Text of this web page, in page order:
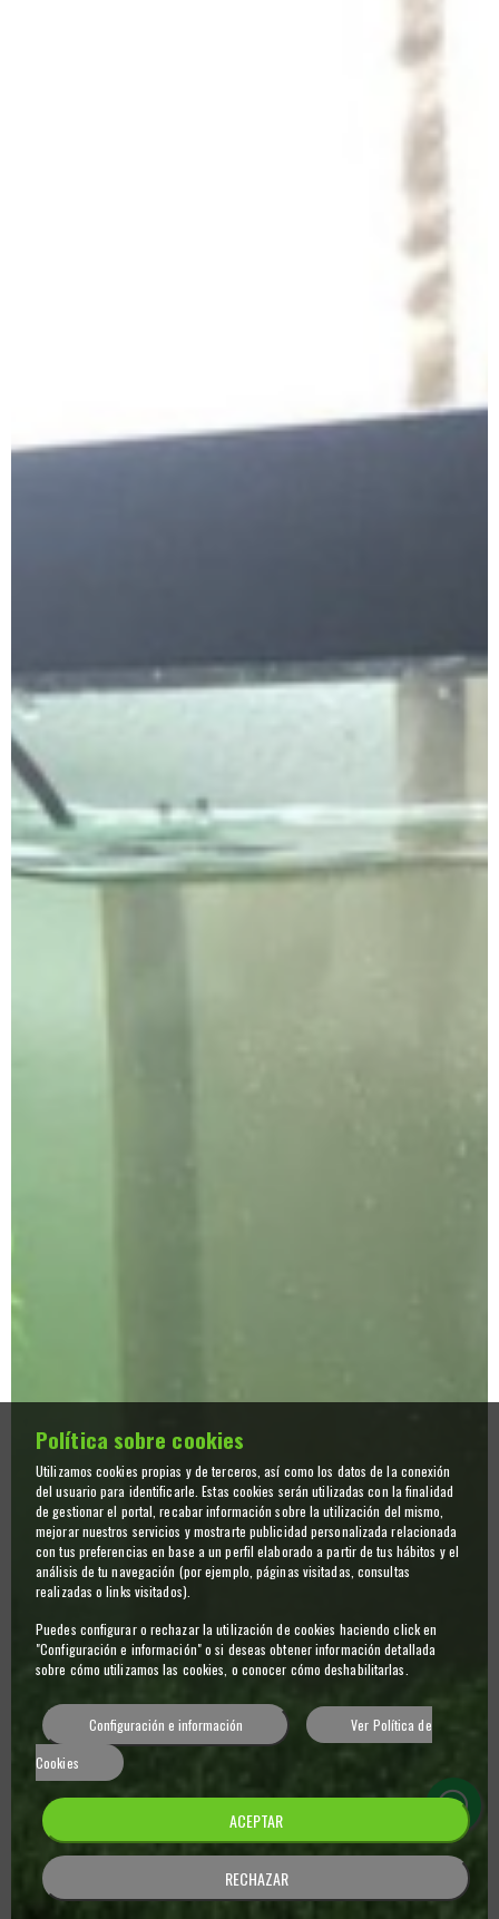
Política sobre cookies
Utilizamos cookies propias y de terceros, así como los datos de la conexión
del usuario para identificarle. Estas cookies serán utilizadas con la finalidad
de gestionar el portal, recabar información sobre la utilización del mismo,
mejorar nuestros servicios y mostrarte publicidad personalizada relacionada
con tus preferencias en base a un perfil elaborado a partir de tus hábitos y el
análisis de tu navegación (por ejemplo, páginas visitadas, consultas
realizadas o links visitados).
Puedes configurar o rechazar la utilización de cookies haciendo click en
"Configuración e información" o si deseas obtener información detallada
sobre cómo utilizamos las cookies, o conocer cómo deshabilitarlas.
Configuración e información
Ver Política de
Cookies
ACEPTAR
RECHAZAR